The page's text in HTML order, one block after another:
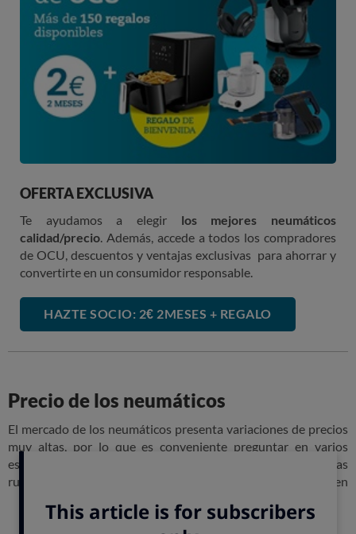
OFERTA EXCLUSIVA
Te ayudamos a elegir los mejores neumáticos
calidad/precio . Además, accede a todos los compradores
de OCU, descuentos y ventajas exclusivas para ahorrar y
convertirte en un consumidor responsable.
HAZTE SOCIO: 2€ 2MESES + REGALO
Precio de los neumáticos
El mercado de los neumáticos presenta variaciones de precios
muy altas, por lo que es conveniente preguntar en varios
establecimientos antes de decidir en cuál de ellos cambiar las
ruedas. No hay que olvidar que al coste del neumático en
equilibrado, necesarios en todo cambio de neumáticos.